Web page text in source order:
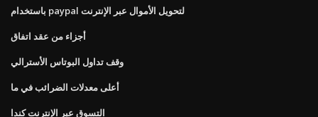
باستخدام paypal لتحويل الأموال عبر الإنترنت
أجزاء من عقد اتفاق
وقف تداول البوتاس الأسترالي
أعلى معدلات الضرائب في ما
التسوق عبر الإنترنت كندا